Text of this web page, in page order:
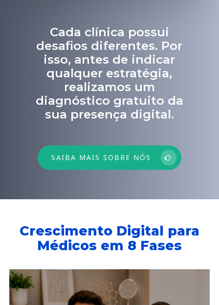
Cada clínica possui
desafios diferentes. Por
isso, antes de indicar
qualquer estratégia,
realizamos um
diagnóstico gratuito da
sua presença digital.
SAIBA MAIS SOBRE NÓS
Crescimento Digital para
Médicos em 8 Fases